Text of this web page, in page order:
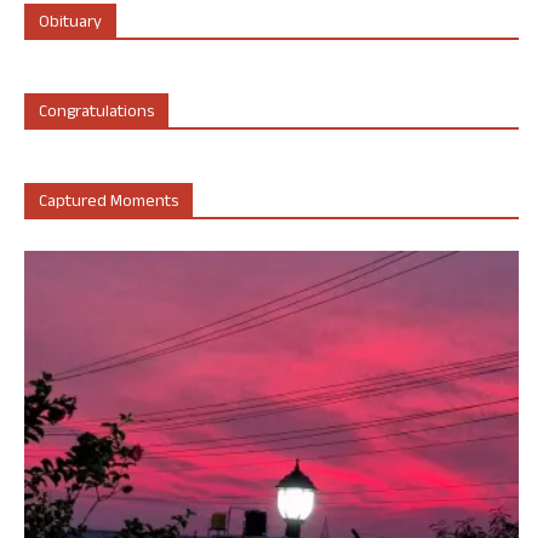
Obituary
Congratulations
Captured Moments